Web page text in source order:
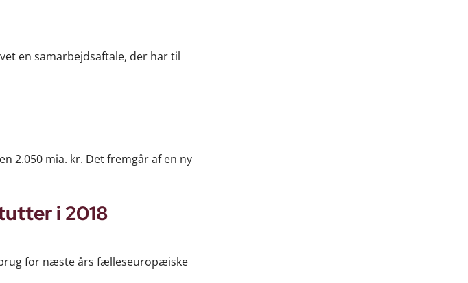
en samarbejdsaftale, der har til
2.050 mia. kr. Det fremgår af en ny
i 2018
for næste års fælleseuropæiske